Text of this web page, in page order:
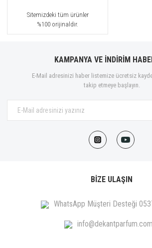
Sitemizdeki tüm ürünler
%100 orijinaldir.
KAMPANYA VE İNDİRİM
E-Mail adresinizi haber listemize ücretsiz
takip etmeye başlayın.
BİZE ULAŞIN
WhatsApp Müşteri Desteği